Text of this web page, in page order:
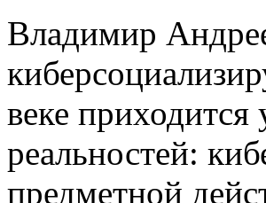
Владимир
веке
реальностей:
предметной